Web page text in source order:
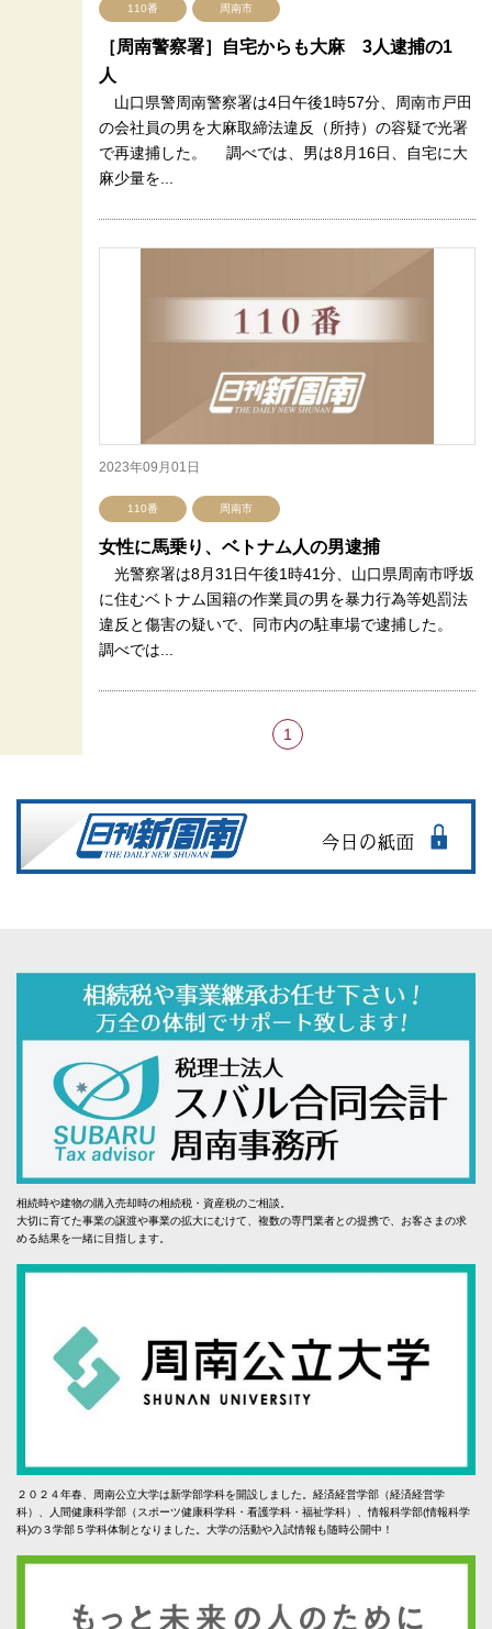
110番 周南市
［周南警察署］自宅からも大麻 3人逮捕の1
人
山口県警周南警察署は4日午後1時57分、周南市戸田
の会社員の男を大麻取締法違反（所持）の容疑で光署
で再逮捕した。 調べでは、男は8月16日、自宅に大
麻少量を...
2023年09月01日
110番 周南市
女性に馬乗り、ベトナム人の男逮捕
光警察署は8月31日午後1時41分、山口県周南市呼坂
に住むベトナム国籍の作業員の男を暴力行為等処罰法
違反と傷害の疑いで、同市内の駐車場で逮捕した。
調べでは...
1
相続時や建物の購入売却時の相続税・資産税のご相談。
大切に育てた事業の譲渡や事業の拡大にむけて、複数の専門業者との提携で、お客さまの求
める結果を一緒に目指します。
２０２４年春、周南公立大学は新学部学科を開設しました。経済経営学部（経済経営学
科）、人間健康科学部（スポーツ健康科学科・看護学科・福祉学科）、情報科学部(情報科学
科)の３学部５学科体制となりました。大学の活動や入試情報も随時公開中！